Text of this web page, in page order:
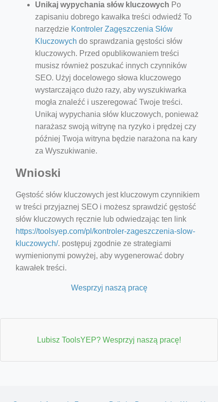
Unikaj wypychania słów kluczowych Po
zapisaniu dobrego kawałka treści odwiedź To
narzędzie Kontroler Zagęszczenia Słów
Kluczowych do sprawdzania gęstości słów
kluczowych. Przed opublikowaniem treści
musisz również poszukać innych czynników
SEO. Użyj docelowego słowa kluczowego
wystarczająco dużo razy, aby wyszukiwarka
mogła znaleźć i uszeregować Twoje treści.
Unikaj wypychania słów kluczowych, ponieważ
narażasz swoją witrynę na ryzyko i prędzej czy
później Twoja witryna będzie narażona na kary
za Wyszukiwanie.
Wnioski
Gęstość słów kluczowych jest kluczowym czynnikiem
w treści przyjaznej SEO i możesz sprawdzić gęstość
słów kluczowych ręcznie lub odwiedzając ten link
https://toolsyep.com/pl/kontroler-zageszczenia-slow-
kluczowych/. postępuj zgodnie ze strategiami
wymienionymi powyżej, aby wygenerować dobry
kawałek treści.
Wesprzyj naszą pracę
Lubisz ToolsYEP? Wesprzyj naszą pracę!